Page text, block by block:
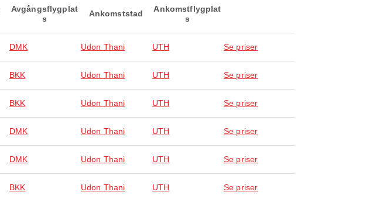
Avgångsflygplat
s
Ankomststad
Ankomstflygplat
s
DMK Udon Thani UTH Se priser
BKK Udon Thani UTH Se priser
BKK Udon Thani UTH Se priser
DMK Udon Thani UTH Se priser
DMK Udon Thani UTH Se priser
BKK Udon Thani UTH Se priser